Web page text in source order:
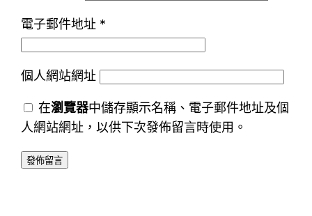
電子郵件地址 *
個人網站網址
在瀏覽器中儲存顯示名稱、電子郵件地址及個
人網站網址，以供下次發佈留言時使用。